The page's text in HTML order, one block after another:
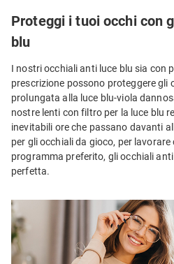
Proteggi i tuoi occhi con
blu
I nostri occhiali anti luce blu sia con
prescrizione possono proteggere gli
prolungata alla luce blu-viola
nostre lenti con filtro per la luce blu
inevitabili ore che passano davanti
per gli occhiali da gioco, per
programma preferito, gli occhiali
perfetta.